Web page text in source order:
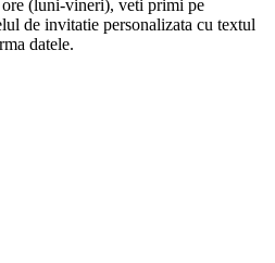
(luni-vineri), veti primi pe
de invitatie personalizata cu textul
datele.